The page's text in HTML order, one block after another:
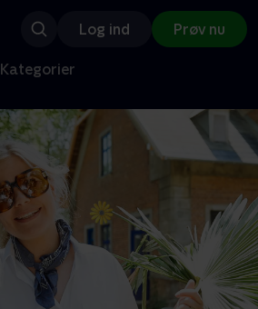
Log ind Prøv nu
Kategorier